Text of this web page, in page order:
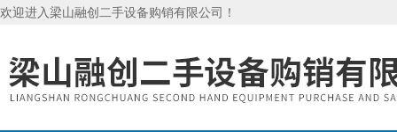
欢迎进入梁山融创二手设备购销有限公司！